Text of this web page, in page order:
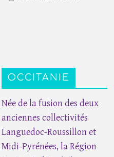
OCCITANIE
Née de la fusion des deux
anciennes collectivités
Languedoc-Roussillon et
Midi-Pyrénées, la Région